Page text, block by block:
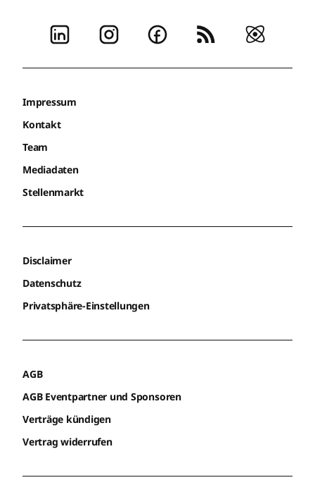
Impressum
Kontakt
Team
Mediadaten
Stellenmarkt
Disclaimer
Datenschutz
Privatsphäre-Einstellungen
AGB
AGB Eventpartner und Sponsoren
Verträge kündigen
Vertrag widerrufen